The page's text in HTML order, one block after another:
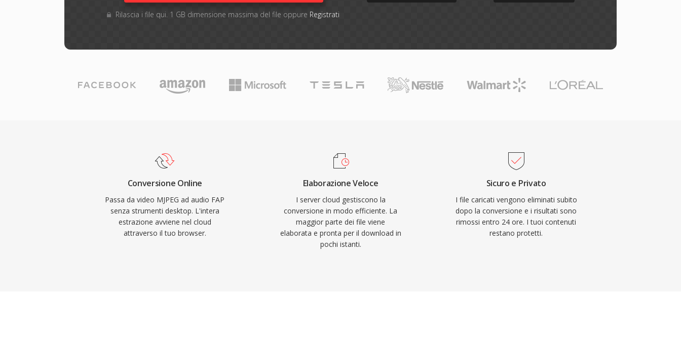
Rilascia i file qui. 1 GB dimensione massima del file oppure Registrati
Conversione Online
Passa da video MJPEG ad audio FAP
senza strumenti desktop. L'intera
estrazione avviene nel cloud
attraverso il tuo browser.
Elaborazione Veloce
I server cloud gestiscono la
conversione in modo efficiente. La
maggior parte dei file viene
elaborata e pronta per il download in
pochi istanti.
Sicuro e Privato
I file caricati vengono eliminati subito
dopo la conversione e i risultati sono
rimossi entro 24 ore. I tuoi contenuti
restano protetti.